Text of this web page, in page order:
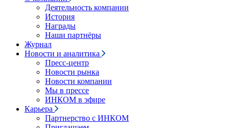
Деятельность компании
История
Награды
Наши партнёры
Журнал
Новости и аналитика
Пресс-центр
Новости рынка
Новости компании
Мы в прессе
ИНКОМ в эфире
Карьера
Партнерство с ИНКОМ